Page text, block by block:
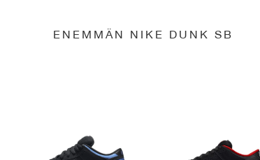
ENEMMÄN NIKE DUNK SB